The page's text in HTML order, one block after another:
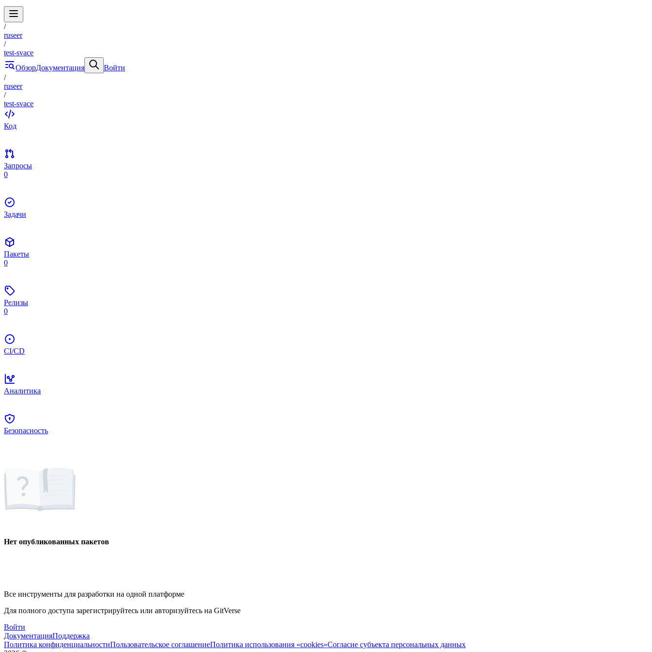
/
ruseer
/
test-svace
ОбзорДокументация
Войти
/
ruseer
/
test-svace
Код
Запросы
0
Задачи
Пакеты
0
Релизы
0
CI/CD
Аналитика
Безопасность
Нет опубликованных пакетов
Все инструменты для разработки на одной платформе
Для полного доступа зарегистрируйтесь или авторизуйтесь на GitVerse
Войти
ДокументацияПоддержка
Политика конфиденциальностиПользовательское соглашениеПолитика использования «cookies»Согласие субъекта персональных данных